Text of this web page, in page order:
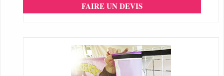
FAIRE UN DEVIS